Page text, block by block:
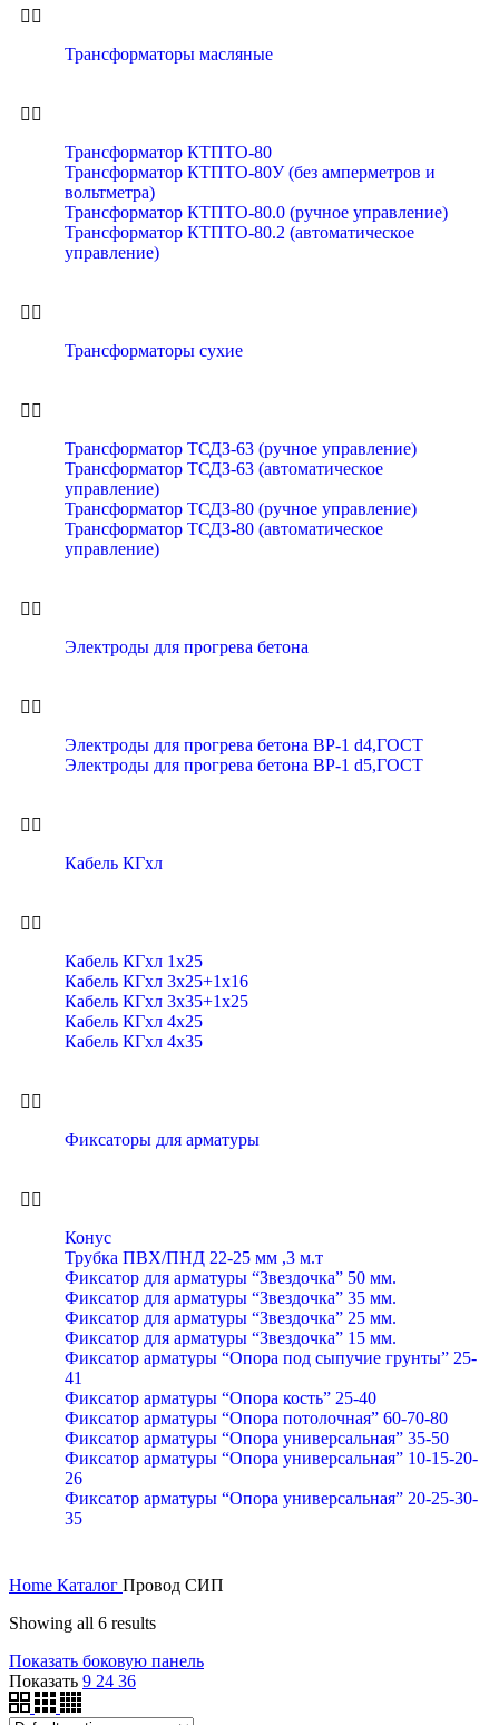
Трансформаторы масляные
Трансформатор КТПТО-80
Трансформатор КТПТО-80У (без амперметров и
вольтметра)
Трансформатор КТПТО-80.0 (ручное управление)
Трансформатор КТПТО-80.2 (автоматическое
управление)
Трансформаторы сухие
Трансформатор ТСДЗ-63 (ручное управление)
Трансформатор ТСДЗ-63 (автоматическое
управление)
Трансформатор ТСДЗ-80 (ручное управление)
Трансформатор ТСДЗ-80 (автоматическое
управление)
Электроды для прогрева бетона
Электроды для прогрева бетона ВР-1 d4,ГОСТ
Электроды для прогрева бетона ВР-1 d5,ГОСТ
Кабель КГхл
Кабель КГхл 1х25
Кабель КГхл 3х25+1х16
Кабель КГхл 3х35+1х25
Кабель КГхл 4х25
Кабель КГхл 4х35
Фиксаторы для арматуры
Конус
Трубка ПВХ/ПНД 22-25 мм ,3 м.т
Фиксатор для арматуры “Звездочка” 50 мм.
Фиксатор для арматуры “Звездочка” 35 мм.
Фиксатор для арматуры “Звездочка” 25 мм.
Фиксатор для арматуры “Звездочка” 15 мм.
Фиксатор арматуры “Опора под сыпучие грунты” 25-
41
Фиксатор арматуры “Опора кость” 25-40
Фиксатор арматуры “Опора потолочная” 60-70-80
Фиксатор арматуры “Опора универсальная” 35-50
Фиксатор арматуры “Опора универсальная” 10-15-20-
26
Фиксатор арматуры “Опора универсальная” 20-25-30-
35
Home Каталог Провод СИП
Showing all 6 results
Показать боковую панель
Показать 9 24 36